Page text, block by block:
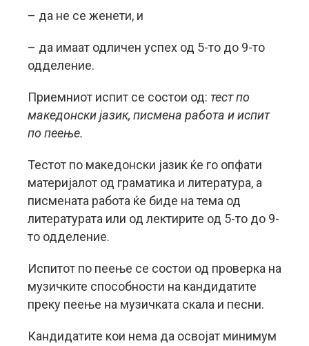
– да не се женети, и
– да имаат одличен успех од 5-то до 9-то
одделение.
Приемниот испит се состои од: тест по
македонски јазик, писмена работа и испит
по пеење.
Тестот по македонски јазик ќе го опфати
материјалот од граматика и литература, а
писмената работа ќе биде на тема од
литературата или од лектирите од 5-то до 9-
то одделение.
Испитот по пеење се состои од проверка на
музичките способности на кандидатите
преку пеење на музичката скала и песни.
Кандидатите кои нема да освојат минимум